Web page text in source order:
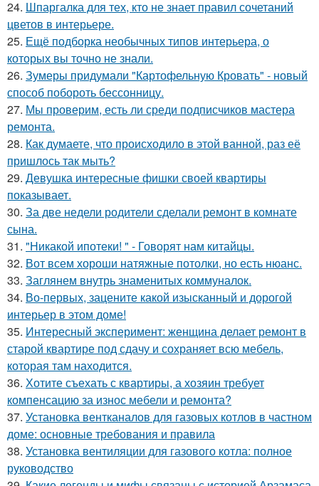
24. Шпаргалка для тех, кто не знает правил сочетаний
цветов в интерьере.
25. Ещё подборка необычных типов интерьера, о
которых вы точно не знали.
26. Зумеры придумали "Картофельную Кровать" - новый
способ побороть бессонницу.
27. Мы проверим, есть ли среди подписчиков мастера
ремонта.
28. Как думаете, что происходило в этой ванной, раз её
пришлось так мыть?
29. Девушка интересные фишки своей квартиры
показывает.
30. За две недели родители сделали ремонт в комнате
сына.
31. "Никакой ипотеки! " - Говорят нам китайцы.
32. Вот всем хороши натяжные потолки, но есть нюанс.
33. Заглянем внутрь знаменитых коммуналок.
34. Во-первых, зацените какой изысканный и дорогой
интерьер в этом доме!
35. Интересный эксперимент: женщина делает ремонт в
старой квартире под сдачу и сохраняет всю мебель,
которая там находится.
36. Хотите съехать с квартиры, а хозяин требует
компенсацию за износ мебели и ремонта?
37. Установка вентканалов для газовых котлов в частном
доме: основные требования и правила
38. Установка вентиляции для газового котла: полное
руководство